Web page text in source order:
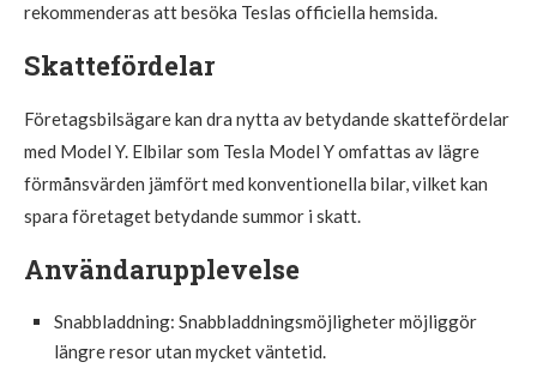
rekommenderas att besöka Teslas officiella hemsida.
Skattefördelar
Företagsbilsägare kan dra nytta av betydande skattefördelar
med Model Y. Elbilar som Tesla Model Y omfattas av lägre
förmånsvärden jämfört med konventionella bilar, vilket kan
spara företaget betydande summor i skatt.
Användarupplevelse
Snabbladdning: Snabbladdningsmöjligheter möjliggör
längre resor utan mycket väntetid.